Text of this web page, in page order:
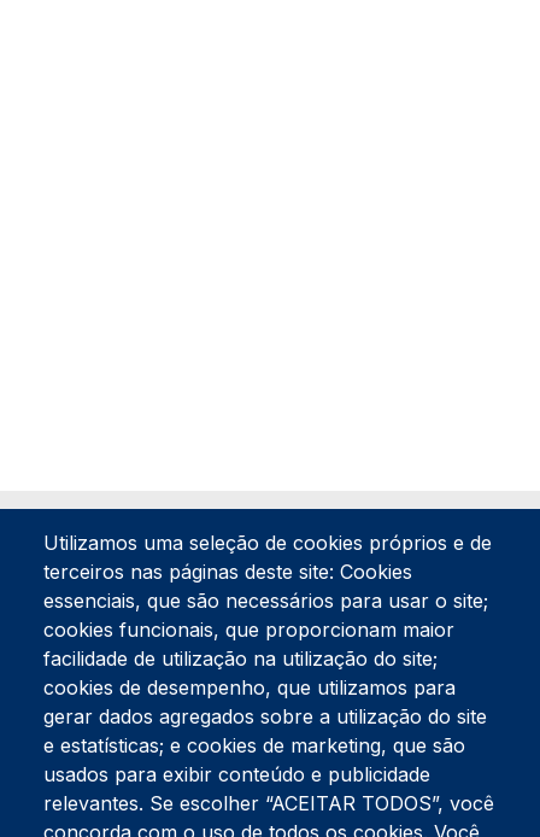
Tel:234 390 100Fax:234 390 100
Endereço Postal
Apartado 42
Rua Gil Eanes 31
3834-908 Gafanha da Nazaré
Utilizamos uma seleção de cookies próprios e de
terceiros nas páginas deste site: Cookies
essenciais, que são necessários para usar o site;
cookies funcionais, que proporcionam maior
facilidade de utilização na utilização do site;
cookies de desempenho, que utilizamos para
gerar dados agregados sobre a utilização do site
e estatísticas; e cookies de marketing, que são
usados para exibir conteúdo e publicidade
relevantes. Se escolher “ACEITAR TODOS”, você